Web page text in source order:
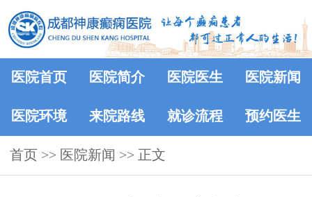
医院首页 医院简介 医院医生 医院新闻
医院环境 来院路线 就诊流程 预约医生
首页 >> 医院新闻 >> 正文